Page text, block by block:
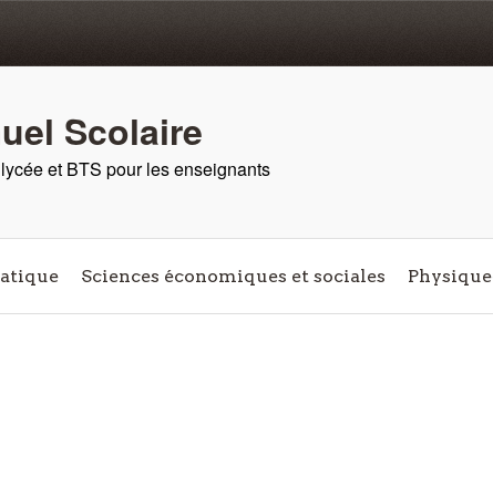
Scolaire
et BTS pour les enseignants
Sciences économiques et sociales